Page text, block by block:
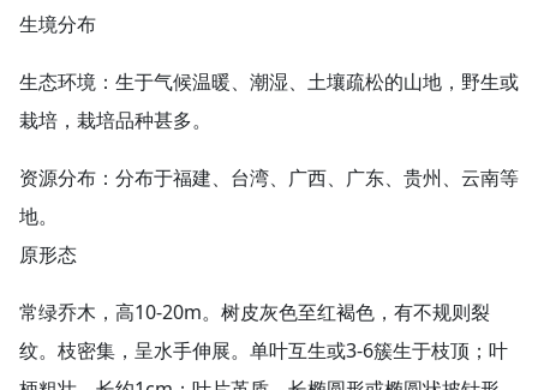
生境分布
生态环境：生于气候温暖、潮湿、土壤疏松的山地，野生或
栽培，栽培品种甚多。
资源分布：分布于福建、台湾、广西、广东、贵州、云南等
地。
原形态
常绿乔木，高10-20m。树皮灰色至红褐色，有不规则裂
纹。枝密集，呈水手伸展。单叶互生或3-6簇生于枝顶；叶